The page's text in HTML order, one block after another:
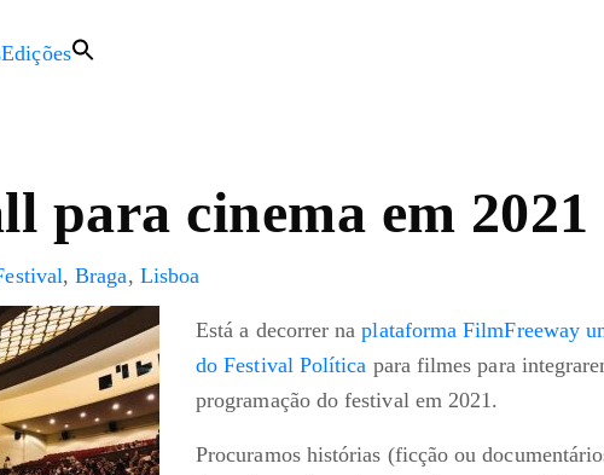
Edições
para cinema em 2021
,Braga, Lisboa
Está a decorrer naplataforma FilmFreeway
do Festival Política para filmes para
programação do festival em 2021.
Procuramos histórias (ficção ou